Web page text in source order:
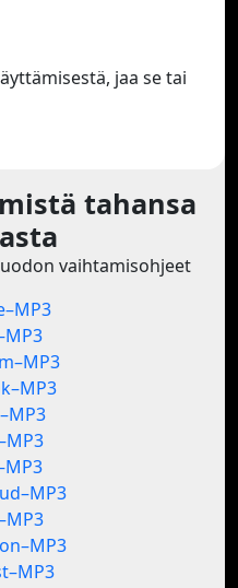
jaa se tai
tahansa
vaihtamisohjeet